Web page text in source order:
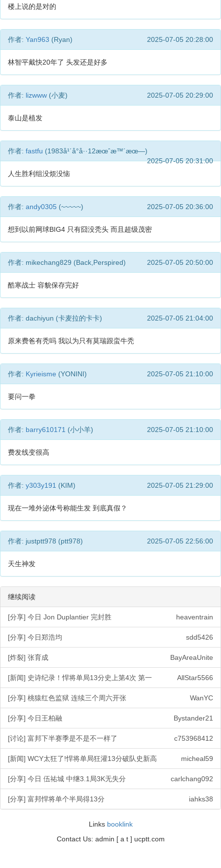
楼上说的是对的
作者: Yan963 (Ryan) 2025-07-05 20:28:00
林智平戴快20年了 头发还是好多
作者: lizwww (小麦) 2025-07-05 20:29:00
泰山是植发
作者: fastfu (1983å¹´å°å··12æœˆæ™´æœ—)
2025-07-05 20:31:00
人生胜利组没烦没恼
作者: andy0305 (~~~~~) 2025-07-05 20:36:00
想到以前网球BIG4 只有囧没秃头 而且超级茂密
作者: mikechang829 (Back,Perspired) 2025-07-05 20:50:00
酷寒战士 容貌保存完好
作者: dachiyun (卡麦拉的卡卡) 2025-07-05 21:04:00
原来费爸有秃吗 我以为只有莫瑞跟蛮牛秃
作者: Kyrieisme (YONINI) 2025-07-05 21:10:00
要问一拳
作者: barry610171 (小小羊) 2025-07-05 21:10:00
费发线变很高
作者: y303y191 (KIM) 2025-07-05 21:29:00
现在一堆外泌体号称能生发 到底真假？
作者: justptt978 (ptt978) 2025-07-05 22:56:00
天生神发
继续阅读
[分享] 今日 Jon Duplantier 完封胜 heaventrain
[分享] 今日郑浩均 sdd5426
[炸裂] 张育成 BayAreaUnite
[新闻] 史诗纪录！悍将单局13分史上第4次 第一 AllStar5566
[分享] 桃猿红色监狱 连续三个周六开张 WanYC
[分享] 今日王柏融 Bystander21
[讨论] 富邦下半赛季是不是不一样了 c753968412
[新闻] WCY太狂了!悍将单局狂灌13分破队史新高 micheal59
[分享] 今日 伍祐城 中继3.1局3K无失分 carlchang092
[分享] 富邦悍将单个半局得13分 iahks38
Links booklink
Contact Us: admin [ a t ] ucptt.com